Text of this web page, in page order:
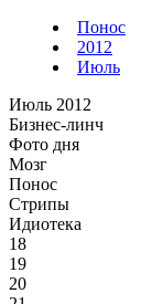
Понос
2012
Июль
Июль 2012
Бизнес-линч
Фото дня
Мозг
Понос
Стрипы
Идиотека
18
19
20